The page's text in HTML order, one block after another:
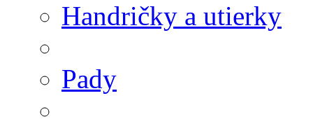
Handričky a utierky
Pady